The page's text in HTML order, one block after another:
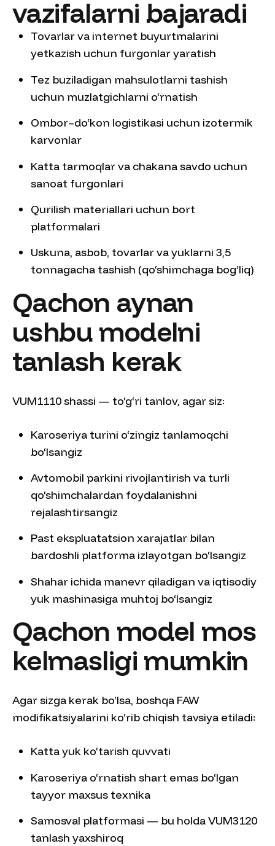
vazifalarni bajaradi
Tovarlar va internet buyurtmalarini
yetkazish uchun furgonlar yaratish
Tez buziladigan mahsulotlarni tashish
uchun muzlatgichlarni o‘rnatish
Ombor–do‘kon logistikasi uchun izotermik
karvonlar
Katta tarmoqlar va chakana savdo uchun
sanoat furgonlari
Qurilish materiallari uchun bort
platformalari
Uskuna, asbob, tovarlar va yuklarni 3,5
tonnagacha tashish (qo‘shimchaga bog‘liq)
Qachon aynan
ushbu modelni
tanlash kerak
VUM1110 shassi — to‘g‘ri tanlov, agar siz:
Karoseriya turini o‘zingiz tanlamoqchi
bo‘lsangiz
Avtomobil parkini rivojlantirish va turli
qo‘shimchalardan foydalanishni
rejalashtirsangiz
Past ekspluatatsion xarajatlar bilan
bardoshli platforma izlayotgan bo‘lsangiz
Shahar ichida manevr qiladigan va iqtisodiy
yuk mashinasiga muhtoj bo‘lsangiz
Qachon model mos
kelmasligi mumkin
Agar sizga kerak bo‘lsa, boshqa FAW
modifikatsiyalarini ko‘rib chiqish tavsiya etiladi:
Katta yuk ko‘tarish quvvati
Karoseriya o‘rnatish shart emas bo‘lgan
tayyor maxsus texnika
Samosval platformasi — bu holda VUM3120
tanlash yaxshiroq